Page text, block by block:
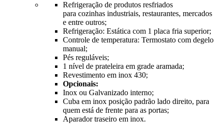
Refrigeração de produtos resfriados
para cozinhas industriais, restaurantes, mercados
e entre outros;
Refrigeração: Estática com 1 placa fria superior;
Controle de temperatura: Termostato com degelo
manual;
Pés reguláveis;
1 nível de prateleira em grade aramada;
Revestimento em inox 430;
Opcionais:
Inox ou Galvanizado interno;
Cuba em inox posição padrão lado direito, para
quem está de frente para as portas;
Aparador traseiro em inox.